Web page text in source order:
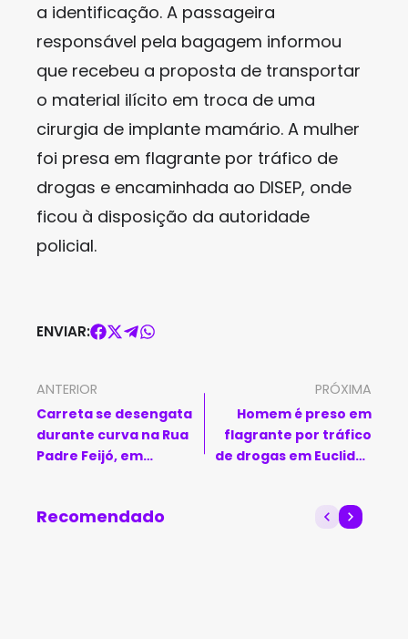
a identificação. A passageira
responsável pela bagagem informou
que recebeu a proposta de transportar
o material ilícito em troca de uma
cirurgia de implante mamário. A mulher
foi presa em flagrante por tráfico de
drogas e encaminhada ao DISEP, onde
ficou à disposição da autoridade
policial.
ENVIAR:
ANTERIOR
Carreta se desengata
durante curva na Rua
Padre Feijó, em
PRÓXIMA
Homem é preso em
flagrante por tráfico
de drogas em Euclides
Recomendado